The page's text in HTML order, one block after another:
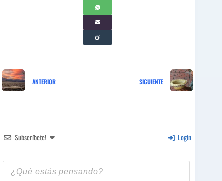
ANTERIOR SIGUIENTE
Subscríbete! Login